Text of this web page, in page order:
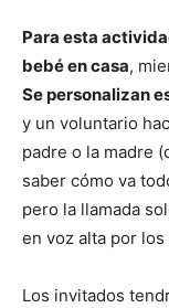
Para esta
bebé en casa,
Se personalizan
y un voluntario
padre o la madre
saber cómo va
pero la llamada
en voz alta por
Los invitados